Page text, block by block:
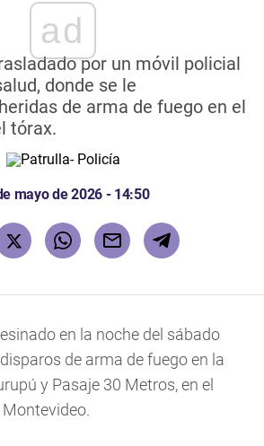
ad
por un móvil policial
donde se le
de arma de fuego en el
tórax.
mayo de 2026 - 14:50
en la noche del sábado
de arma de fuego en la
y Pasaje 30 Metros, en el